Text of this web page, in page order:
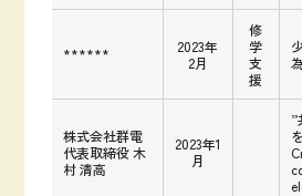
******
2023年
2月
修
学
支
援
株式会社群電
代表取締役 木
村 清高
2023年1
月